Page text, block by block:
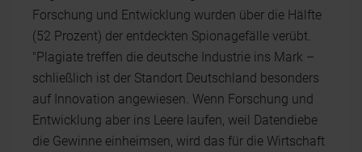
Forschung und Entwicklung wurden über die Hälfte
(52 Prozent) der entdeckten Spionagefälle verübt.
"Plagiate treffen die deutsche Industrie ins Mark –
schließlich ist der Standort Deutschland besonders
auf Innovation angewiesen. Wenn Forschung und
Entwicklung aber ins Leere laufen, weil Datendiebe
die Gewinne einheimsen, wird das für die Wirtschaft